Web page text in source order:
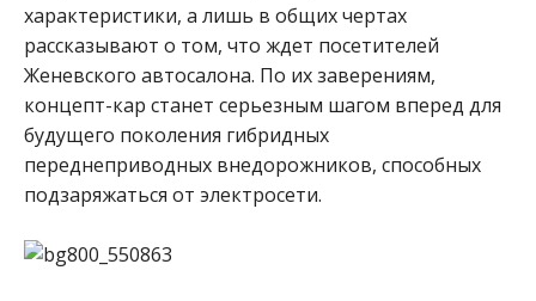
характеристики, а лишь в общих чертах
рассказывают о том, что ждет посетителей
Женевского автосалона. По их заверениям,
концепт-кар станет серьезным шагом вперед для
будущего поколения гибридных
переднеприводных внедорожников, способных
подзаряжаться от электросети.